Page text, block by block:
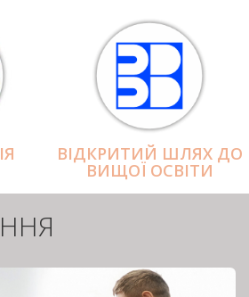
ВІДКРИТИЙ ШЛЯХ ДО
ВИЩОЇ ОСВІТИ